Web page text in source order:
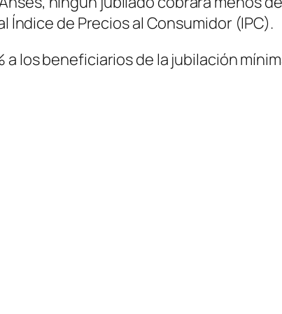
Índice de Precios al Consumidor (IPC).
a los beneficiarios de la jubilación